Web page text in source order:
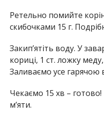
Ретельно помийте
скибочками 15 г.
Закип’ятіть воду. У
кориці, 1 ст. ложку
Заливаємо усе
Чекаємо 15 хв –
м’яти.